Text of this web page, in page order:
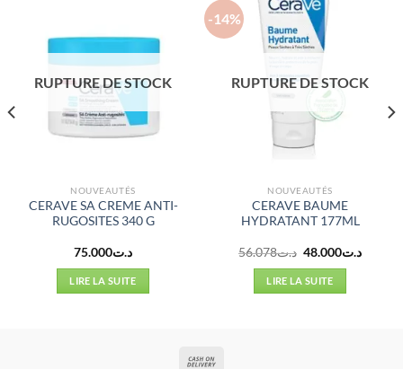
RUPTURE DE STOCK
NOUVEAUTÉS
CERAVE SA CREME ANTI-
RUGOSITES 340 G
د.ت75.000
LIRE LA SUITE
-14%
RUPTURE DE STOCK
NOUVEAUTÉS
CERAVE BAUME
HYDRATANT 177ML
د.ت56.078
Le
initial
était :
د.ت48.000
Le
LIRE LA SUITE